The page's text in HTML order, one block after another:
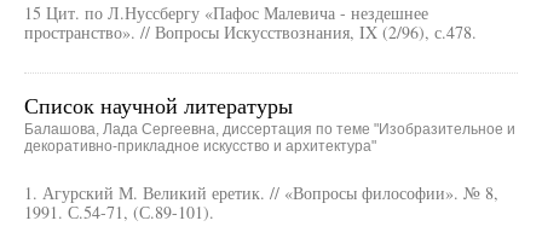
15 Цит. по Л.Нуссбергу «Пафос Малевича - нездешнее
пространство». // Вопросы Искусствознания, IX (2/96), с.478.
Список научной литературы
Балашова, Лада Сергеевна, диссертация по теме "Изобразительное и
декоративно-прикладное искусство и архитектура"
1. Агурский М. Великий еретик. // «Вопросы философии». № 8,
1991. С.54-71, (С.89-101).